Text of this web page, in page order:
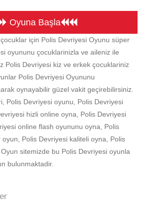
Hızlı Okuma Testi
Hesaplamalar
Oyun
Eğitim Haberleri
Oyuna Başla
için Polis Devriyesi Oyunu süper
oyununu çocuklarinizla ve aileniz ile
Polis Devriyesi kiz ve erkek çocuklariniz
Polis Devriyesi Oyununu
oynayabilir güzel vakit geçirebilirsiniz.
Polis Devriyesi oyunu, Polis Devriyesi
hizli online oyna, Polis Devriyesi
online flash oyununu oyna, Polis
Polis Devriyesi kaliteli oyna, Polis
sitemizde bu Polis Devriyesi oyunla
bulunmaktadir.